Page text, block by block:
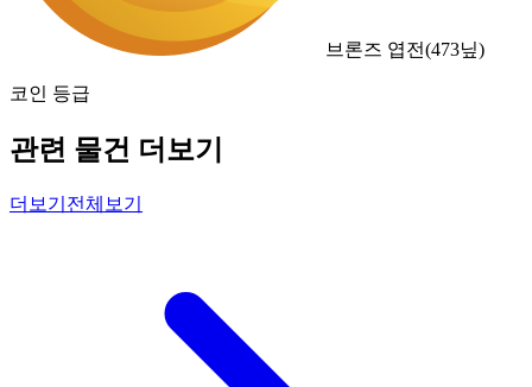
브론즈 엽전(473닢)
코인 등급
관련 물건 더보기
더보기 전체보기